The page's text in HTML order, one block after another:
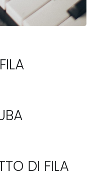
DI FILA